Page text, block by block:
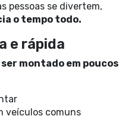
pessoas se divertem,
o tempo todo.
e rápida
montado em poucos
veículos comuns